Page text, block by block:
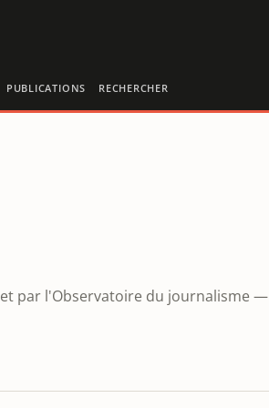
PUBLICATIONS RECHERCHER
par l'Observatoire du journalisme —